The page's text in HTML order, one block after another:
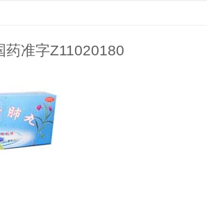
药准字Z11020180